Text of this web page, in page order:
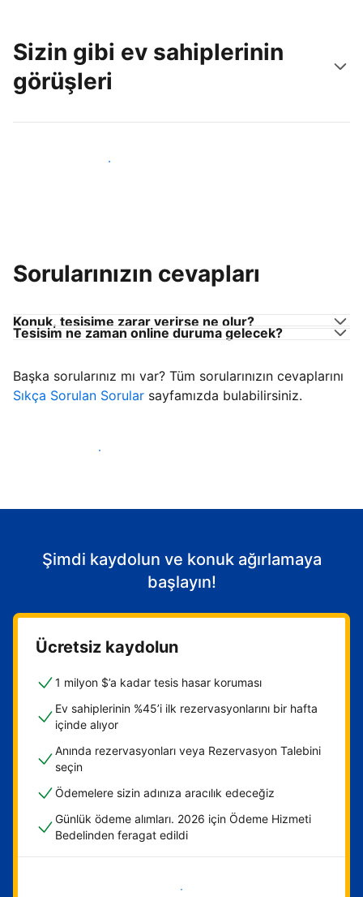
Sizin gibi ev sahiplerinin
görüşleri
Tesis sahipleri arasına katıl
Sorularınızın cevapları
Konuk, tesisime zarar verirse ne olur?
Tesisim ne zaman online duruma gelecek?
Başka sorularınız mı var? Tüm sorularınızın cevaplarını
Sıkça Sorulan Sorular sayfamızda bulabilirsiniz.
Konuk ağırlamaya başla
Şimdi kaydolun ve konuk ağırlamaya
başlayın!
Ücretsiz kaydolun
1 milyon $’a kadar tesis hasar koruması
Ev sahiplerinin %45’i ilk rezervasyonlarını bir hafta
içinde alıyor
Anında rezervasyonları veya Rezervasyon Talebini
seçin
Ödemelere sizin adınıza aracılık edeceğiz
Günlük ödeme alımları. 2026 için Ödeme Hizmeti
Bedelinden feragat edildi
Hemen başla